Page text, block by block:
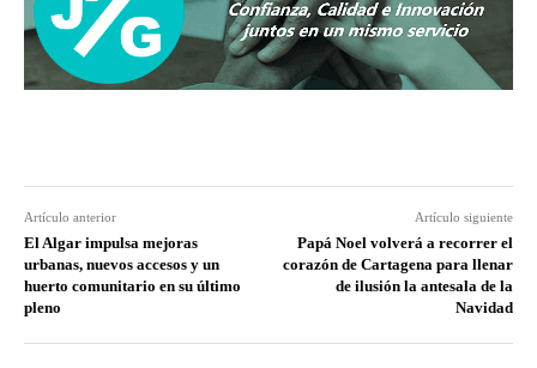
Artículo anterior
El Algar impulsa mejoras
urbanas, nuevos accesos y un
huerto comunitario en su último
pleno
Artículo siguiente
Papá Noel volverá a recorrer el
corazón de Cartagena para llenar
de ilusión la antesala de la
Navidad